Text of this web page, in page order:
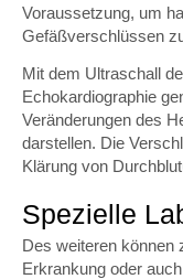
Voraussetzung, um
Gefäßverschlüssen
Mit dem Ultraschall
Echokardiographie
Veränderungen des
darstellen. Die
Klärung von
Spezielle
Des weiteren können
Erkrankung oder